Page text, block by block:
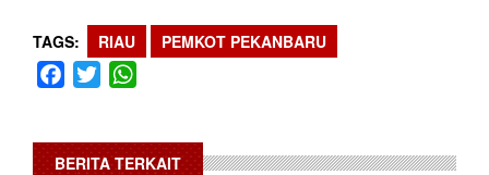
TAGS RIAU PEMKOT PEKANBARU
Facebook
Twitter
BERITA TERKAIT